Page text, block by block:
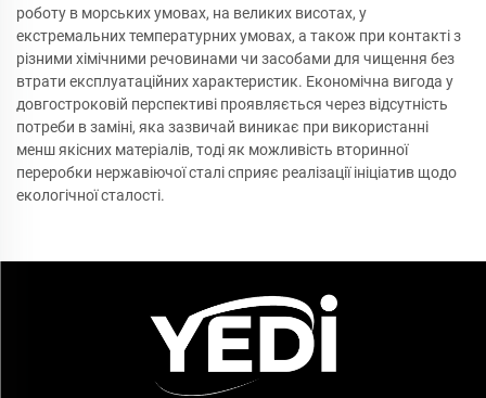
роботу в морських умовах, на великих висотах, у
екстремальних температурних умовах, а також при контакті з
різними хімічними речовинами чи засобами для чищення без
втрати експлуатаційних характеристик. Економічна вигода у
довгостроковій перспективі проявляється через відсутність
потреби в заміні, яка зазвичай виникає при використанні
менш якісних матеріалів, тоді як можливість вторинної
переробки нержавіючої сталі сприяє реалізації ініціатив щодо
екологічної сталості.